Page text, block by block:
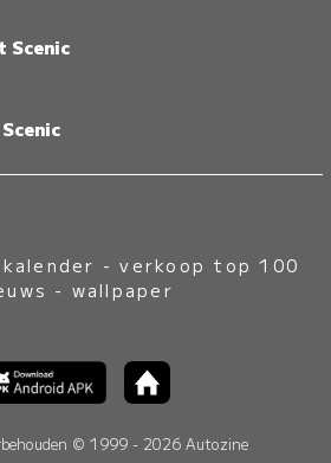
Scenic
-verkoop top 100
- wallpaper
© 1999 - 2026 Autozine